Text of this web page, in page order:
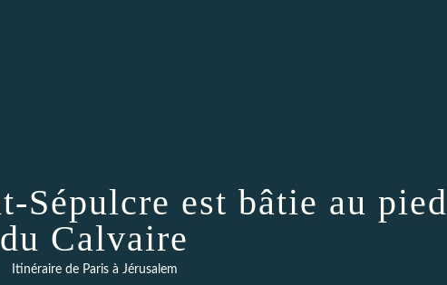
Sépulcre est bâtie au pied
du Calvaire
Itinéraire de Paris à Jérusalem